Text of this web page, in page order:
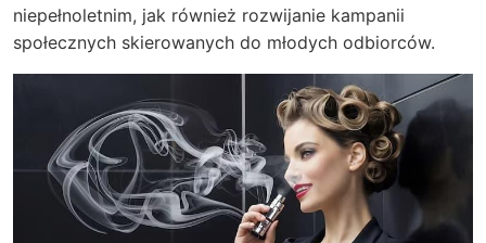
niepełnoletnim, jak również rozwijanie kampanii
społecznych skierowanych do młodych odbiorców.